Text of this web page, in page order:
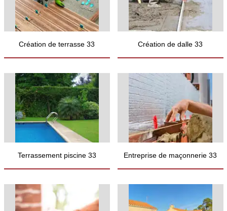
Création de terrasse 33 Création de dalle 33
Terrassement piscine 33 Entreprise de maçonnerie 33